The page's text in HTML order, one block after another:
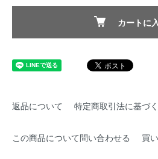
カートに
返品について 特定商取引法に基づ
この商品について問い合わせる 買